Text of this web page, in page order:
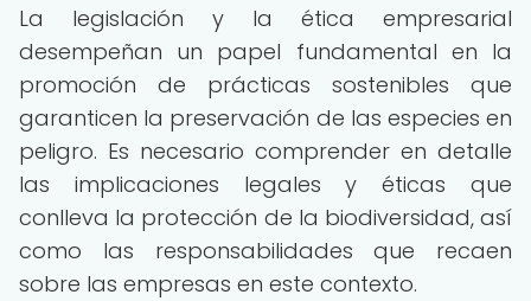
La legislación y la ética empresarial
desempeñan un papel fundamental en la
promoción de prácticas sostenibles que
garanticen la preservación de las especies en
peligro. Es necesario comprender en detalle
las implicaciones legales y éticas que
conlleva la protección de la biodiversidad, así
como las responsabilidades que recaen
sobre las empresas en este contexto.